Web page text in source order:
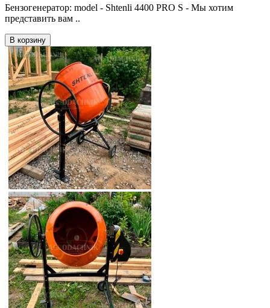
Бензогенератор: model - Shtenli 4400 PRO S - Мы хотим
представить вам ..
В корзину